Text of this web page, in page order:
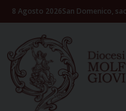
Skip8 Agosto 2026San Domenico,